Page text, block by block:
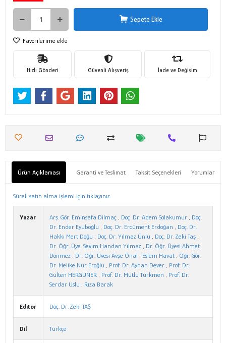
Sepete Ekle
Favorilerime ekle
Hızlı Gönderi Güvenli Alışveriş İade ve Değişim
Ürün Açıklaması Garanti ve Teslimat Taksit Seçenekleri Yorumlar
Süreli satın alma işlemi için tıklayınız.
Yazar Arş. Gör. Eminsafa Dilmaç , Doç. Dr. Adem Solakumur , Doç.
Dr. Ender Eyuboğlu , Doç. Dr. Ercüment Erdoğan , Doç. Dr.
Hakkı Mert Doğu , Doç. Dr. Yılmaz Ünlü , Doç. Dr. Zeki Taş ,
Dr. Öğr. Üye. Sevim Handan Yılmaz , Dr. Öğr. Üyesi Ahmet
Dönmez , Dr. Öğr. Üyesi Ayşe Önal , Eslem Hayat , Öğr. Gör.
Dr. Melike Nur Eroğlu , Prof. Dr. Ayhan Dever , Prof. Dr.
Gülten HERGÜNER , Prof. Dr. Mutlu Türkmen , Prof. Dr.
Serdar Uslu , Rıza Barak
Editör Doç. Dr. Zeki TAŞ
Dil Türkçe